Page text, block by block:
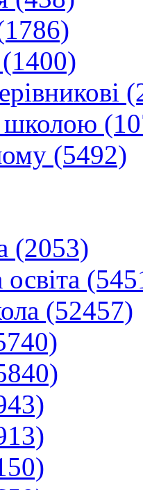
школою
(5492)
(2053)
(52457)